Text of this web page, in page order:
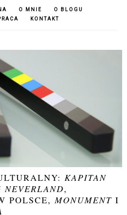
O MNIE
O BLOGU
KONTAKT
KAPITAN
NEVERLAND,
POLSCE,MONUMENT I